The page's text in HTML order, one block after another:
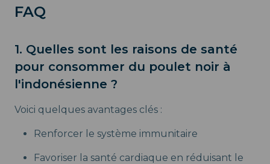
FAQ
1. Quelles sont les raisons de santé
pour consommer du poulet noir à
l'indonésienne ?
Voici quelques avantages clés :
Renforcer le système immunitaire
Favoriser la santé cardiaque en réduisant le